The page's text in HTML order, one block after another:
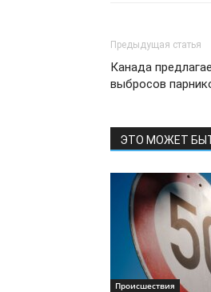
Предыдущая статья
Канада
выбросов
ЭТО МОЖЕТ
Происшествия